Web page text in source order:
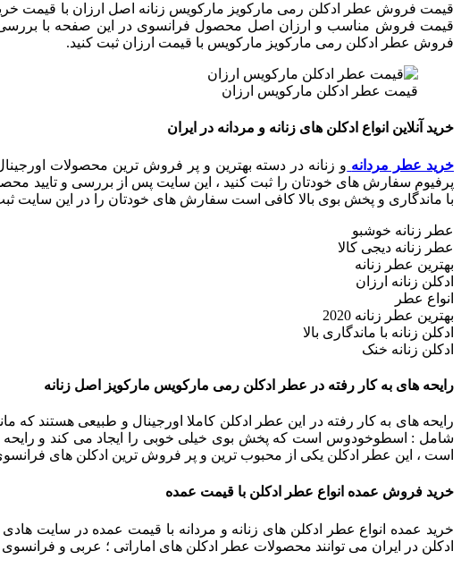
قیمت فروش عطر ادکلن رمی مارکویز مارکویس زنانه اصل ارزان با قیمت
قیمت فروش مناسب و ارزان اصل محصول فرانسوی در این صفحه با
فروش عطر ادکلن رمی مارکویز مارکویس با قیمت ارزان ثبت کنید.
قیمت عطر ادکلن مارکویس ارزان
خرید آنلاین انواع ادکلن های زنانه و مردانه در ایران
خرید عطر مردانه و زنانه در دسته بهترین و پر فروش ترین محصولات
پرفیوم سفارش های خودتان را ثبت کنید ، این سایت پس از بررسی و تایید
با ماندگاری و پخش بوی بالا کافی است سفارش های خودتان را در این سایت
عطر زنانه خوشبو
عطر زنانه دیجی کالا
بهترین عطر زنانه
ادکلن زنانه ارزان
انواع عطر
بهترین عطر زنانه 2020
ادکلن زنانه با ماندگاری بالا
ادکلن زنانه خنک
رایحه های به کار رفته در عطر ادکلن رمی مارکویس مارکویز اصل زنانه
رایحه های به کار رفته در این عطر ادکلن کاملا اورجینال و طبیعی هستند که
شامل : اسطوخودوس است که پخش بوی خیلی خوبی را ایجاد می کند و رایحه
است ، این عطر ادکلن یکی از محبوب ترین و پر فروش ترین ادکلن های
خرید فروش عمده انواع عطر ادکلن با قیمت عمده
خرید عمده انواع عطر ادکلن های زنانه و مردانه با قیمت عمده در سایت
ادکلن در ایران می توانند محصولات عطر ادکلن های اماراتی ؛ عربی و فرانسوی